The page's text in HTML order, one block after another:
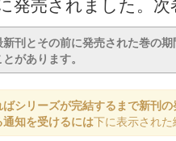
新刊とその前に発売された巻の
があります。
シリーズが完結するまで新刊
通知を受けるには下に表示された